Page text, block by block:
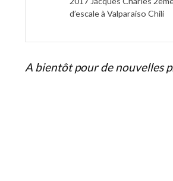
d’escale à Valparaiso Chili
A bientôt pour de nouvelles